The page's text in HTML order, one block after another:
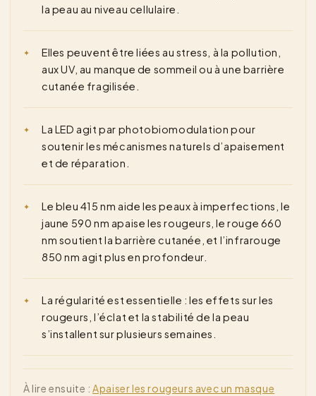
la peau au niveau cellulaire.
Elles peuvent être liées au stress, à la pollution,
aux UV, au manque de sommeil ou à une barrière
cutanée fragilisée.
La LED agit par photobiomodulation pour
soutenir les mécanismes naturels d’apaisement
et de réparation.
Le bleu 415 nm aide les peaux à imperfections, le
jaune 590 nm apaise les rougeurs, le rouge 660
nm soutient la barrière cutanée, et l’infrarouge
850 nm agit plus en profondeur.
La régularité est essentielle : les effets sur les
rougeurs, l’éclat et la stabilité de la peau
s’installent sur plusieurs semaines.
À lire ensuite :Apaiser les rougeurs avec un masque